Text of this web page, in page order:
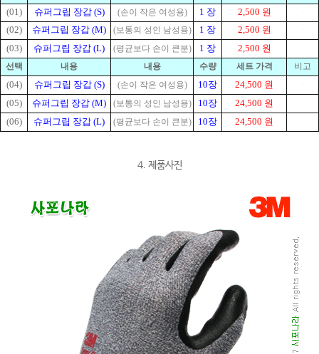
(01) 슈퍼그립 장갑 (S) (손이 작은 여성용) 1 장
2,500 원
(02)
슈퍼그립 장갑 (M) (보통의 성인 남성용) 1 장
2,500 원
(03)
슈퍼그립 장갑 (L) (평균보다 손이 큰분) 1 장 2,500 원
선택 내용 내용 수량 세 트 가격 비고
(04) 슈퍼그립 장갑 (S) (손이 작은 여성용) 10장
24,500 원
(05)
슈퍼그립 장갑 (M) (보통의 성인 남성용) 10장
24,500 원
(06)
슈퍼그립 장갑 (L) (평균보다 손이 큰분) 10장 24,500 원
4. 제품사진